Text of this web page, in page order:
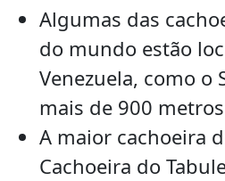
Algumas das
do mundo estão
Venezuela, como o
mais de 900
A maior cachoeira
Cachoeira do